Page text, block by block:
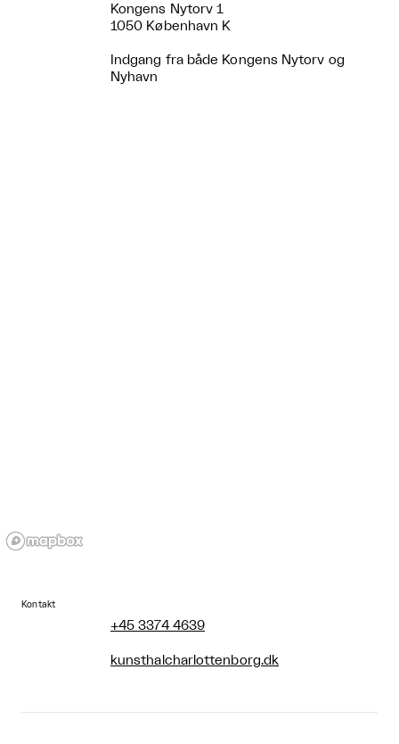
Kongens Nytorv 1
1050 København K
Indgang fra både Kongens Nytorv og
Nyhavn
Kontakt
+45 3374 4639
kunsthalcharlottenborg.dk